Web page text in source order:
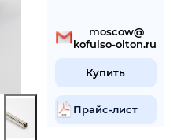
mosсow@
kofulso-olton.ru
Купить
Прайс-лист